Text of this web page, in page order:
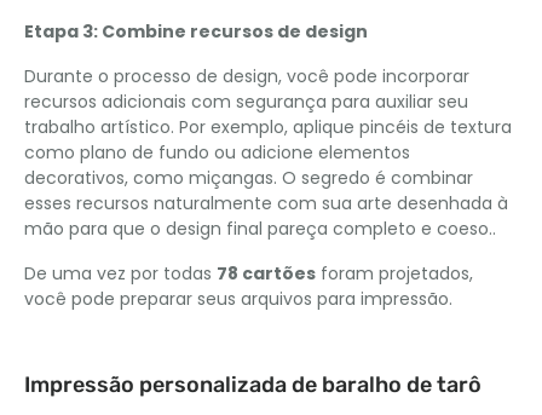
Etapa 3: Combine recursos de design
Durante o processo de design, você pode incorporar
recursos adicionais com segurança para auxiliar seu
trabalho artístico. Por exemplo, aplique pincéis de textura
como plano de fundo ou adicione elementos
decorativos, como miçangas. O segredo é combinar
esses recursos naturalmente com sua arte desenhada à
mão para que o design final pareça completo e coeso..
De uma vez por todas 78 cartões foram projetados,
você pode preparar seus arquivos para impressão.
Impressão personalizada de baralho de tarô